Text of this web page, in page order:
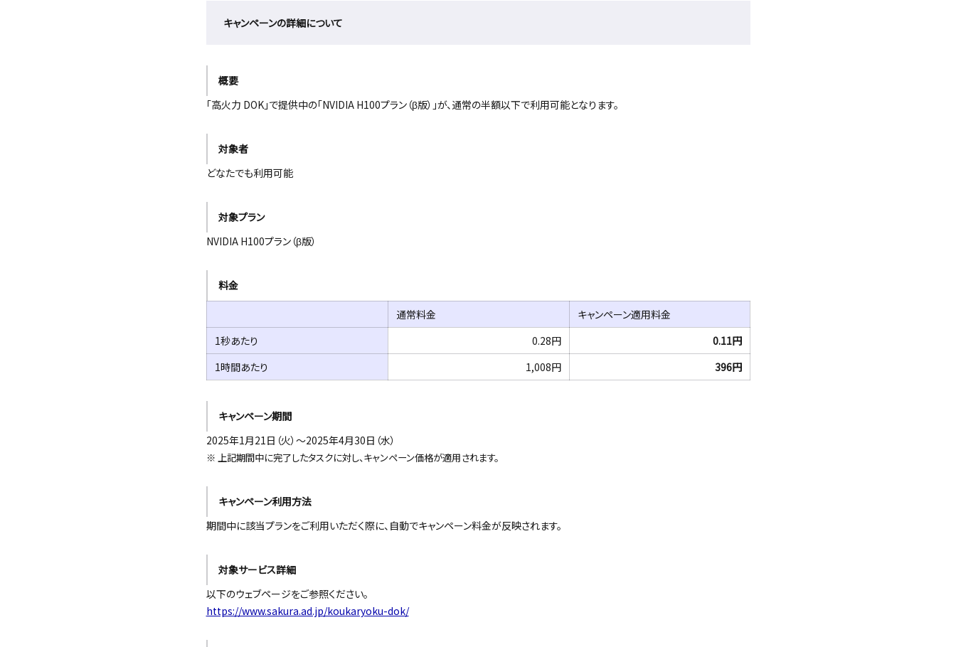
キャンペーンの詳細について
概要
「高火力 DOK」で提供中の「NVIDIA H100プラン（β版）」が、通常の半額以下で利用可能となります。
対象者
どなたでも利用可能
対象プラン
NVIDIA H100プラン（β版）
料金
通常料金
キャンペーン適用料金
1秒あたり
0.28円
0.11円
1時間あたり
1,008円 396円
キャンペーン期間
2025年1月21日（火）～2025年4月30日（水）
※ 上記期間中に完了したタスクに対し、キャンペーン価格が適用されます。
キャンペーン利用方法
期間中に該当プランをご利用いただく際に、自動でキャンペーン料金が反映されます。
対象サービス詳細
以下のウェブページをご参照ください。
https://www.sakura.ad.jp/koukaryoku-dok/